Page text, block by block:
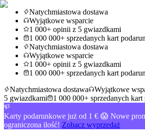
Natychmiastowa dostawa
Wyjątkowe wsparcie
1 000+ opinii z 5 gwiazdkami
1 000 000+ sprzedanych kart
Natychmiastowa dostawa
Wyjątkowe wsparcie
1 000+ opinii z 5 gwiazdkami
1 000 000+ sprzedanych kart
Natychmiastowa dostawa
Wyjątkowe
5 gwiazdkami
1 000 000+ sprzedanych
Karty podarunkowe już od 1 € 😱 Nowe
ograniczona ilość! Zobacz wyprzedaż